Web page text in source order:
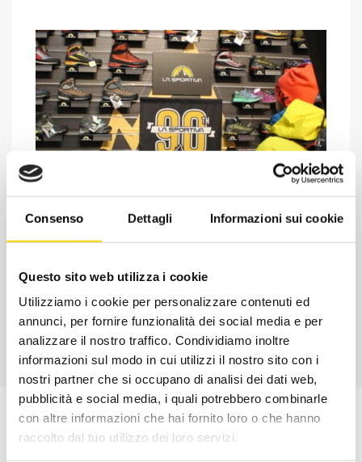
Consenso Dettagli Informazioni sui cookie
Questo sito web utilizza i cookie
Utilizziamo i cookie per personalizzare contenuti ed
annunci, per fornire funzionalità dei social media e per
analizzare il nostro traffico. Condividiamo inoltre
informazioni sul modo in cui utilizzi il nostro sito con i
nostri partner che si occupano di analisi dei dati web,
pubblicità e social media, i quali potrebbero combinarle
con altre informazioni che hai fornito loro o che hanno
raccolto dal tuo utilizzo dei loro servizi.
Chiedi ad un esperto
Davide di RRTrek
CONTATTA